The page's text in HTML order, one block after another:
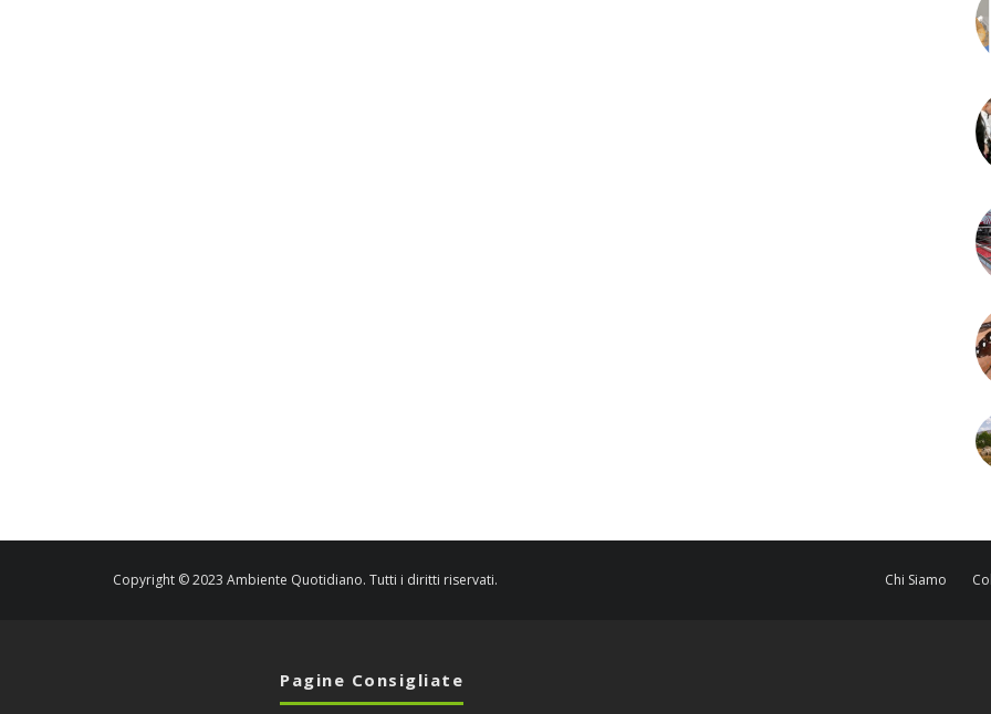
Copyright © 2023 Ambiente Quotidiano. Tutti i diritti riservati. Chi Siamo
Pagine Consigliate